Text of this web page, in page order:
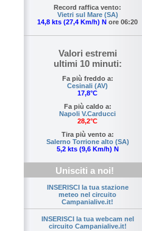
Record raffica vento:
Vietri sul Mare (SA)
14,8 kts (27,4 Km/h) N ore 06:20
Valori estremi
ultimi 10 minuti:
Fa più freddo a:
Cesinali (AV)
17,8°C
Fa più caldo a:
Napoli V.Carducci
28,2°C
Tira più vento a:
Salerno Torrione alto (SA)
5,2 kts (9,6 Km/h) N
Unisciti a noi!
INSERISCI la tua stazione
meteo nel circuito
Campanialive.it!
INSERISCI la tua webcam nel
circuito Campanialive.it!